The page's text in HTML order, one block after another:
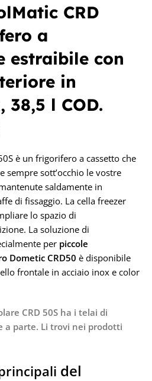
CRD
a
estraibile con
in
38,5 l COD.
è un frigorifero a cassetto che
sempre sott’occhio le vostre
saldamente in
di fissaggio. La cella freezer
lo spazio di
La soluzione di
per piccole
Dometic CRD50 è disponibile
frontale in acciaio inox e color
CRD 50S ha i telai di
a parte. Li trovi nei prodotti
del